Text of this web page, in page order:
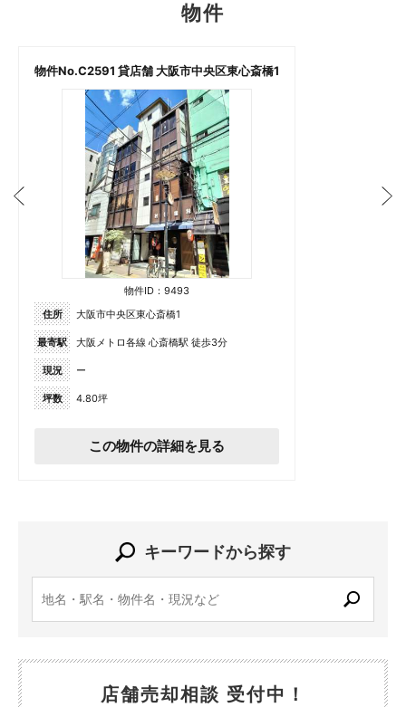
物件
物件No.C2591 貸店舗 大阪市中央区東心斎橋1
物件ID：9493
住所
大阪市中央区東心斎橋1
最寄駅 大阪メトロ各線 心斎橋駅 徒歩3分
現況 ー
坪数 4.80坪
この物件の詳細を見る
キーワードから探す
店舗売却相談 受付中！